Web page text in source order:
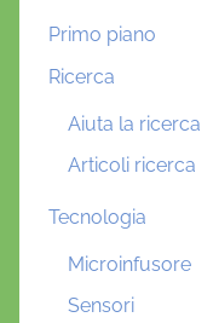
Primo piano
Ricerca
Aiuta la ricerca
Articoli ricerca
Tecnologia
Microinfusore
Sensori